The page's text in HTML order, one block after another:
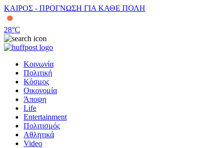
ΚΑΙΡΟΣ - ΠΡΟΓΝΩΣΗ ΓΙΑ ΚΑΘΕ ΠΟΛΗ
28°C
Κοινωνία
Πολιτική
Κόσμος
Οικονομία
Άποψη
Life
Entertainment
Πολιτισμός
Αθλητικά
Video